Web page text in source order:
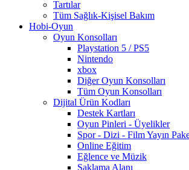
Tartılar
Tüm Sağlık-Kişisel Bakım
Hobi-Oyun
Oyun Konsolları
Playstation 5 / PS5
Nintendo
xbox
Diğer Oyun Konsolları
Tüm Oyun Konsolları
Dijital Ürün Kodları
Destek Kartları
Oyun Pinleri - Üyelikler
Spor - Dizi - Film Yayın
Online Eğitim
Eğlence ve Müzik
Saklama Alanı